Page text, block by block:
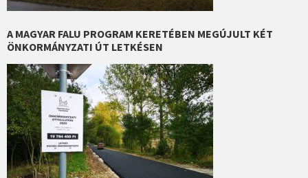
A MAGYAR FALU PROGRAM KERETÉBEN MEGÚJULT KÉT
ÖNKORMÁNYZATI ÚT LETKÉSEN